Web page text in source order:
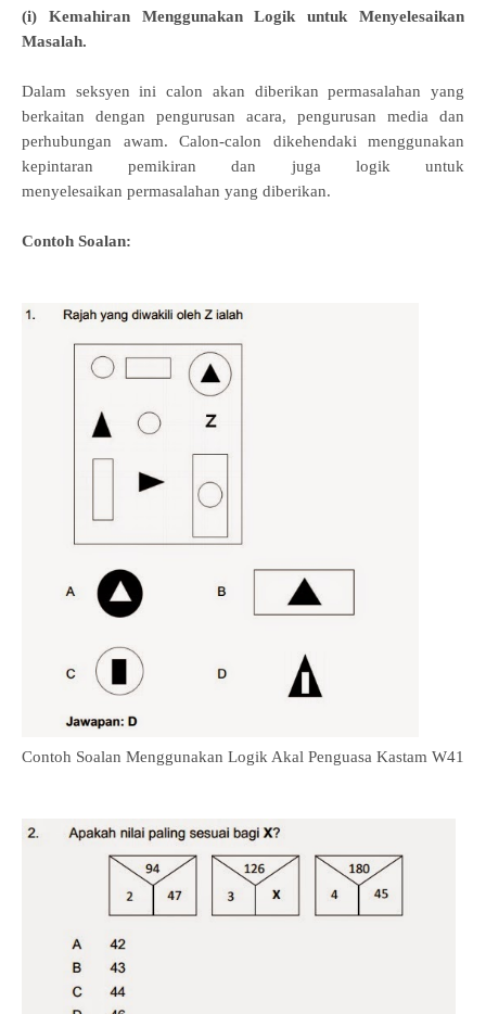
(i) Kemahiran Menggunakan Logik untuk Menyelesaikan
Masalah.
Dalam seksyen ini calon akan diberikan permasalahan yang
berkaitan dengan pengurusan acara, pengurusan media dan
perhubungan awam. Calon-calon dikehendaki menggunakan
kepintaran pemikiran dan juga logik untuk
menyelesaikan permasalahan yang diberikan.
Contoh Soalan:
Contoh Soalan Menggunakan Logik Akal Penguasa Kastam W41